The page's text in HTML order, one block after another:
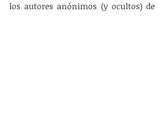
los autores anónimos (y ocultos) de